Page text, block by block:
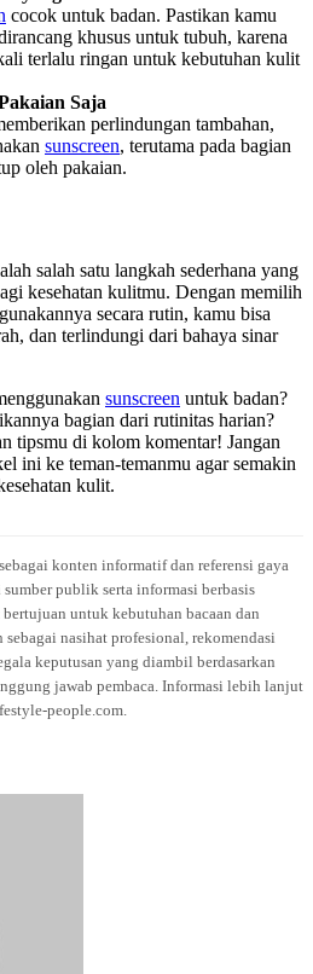
cocok untuk badan. Pastikan kamu
khusus untuk tubuh, karena
terlalu ringan untuk kebutuhan kulit
Saja
perlindungan tambahan,
sunscreen, terutama pada bagian
oleh pakaian.
salah satu langkah sederhana yang
kesehatan kulitmu. Dengan memilih
secara rutin, kamu bisa
dan terlindungi dari bahaya sinar
sunscreen untuk badan?
bagian dari rutinitas harian?
tipsmu di kolom komentar! Jangan
ini ke teman-temanmu agar semakin
kulit.
konten informatif dan referensi gaya
publik serta informasi berbasis
untuk kebutuhan bacaan dan
nasihat profesional, rekomendasi
keputusan yang diambil berdasarkan
jawab pembaca. Informasi lebih lanjut
people.com.